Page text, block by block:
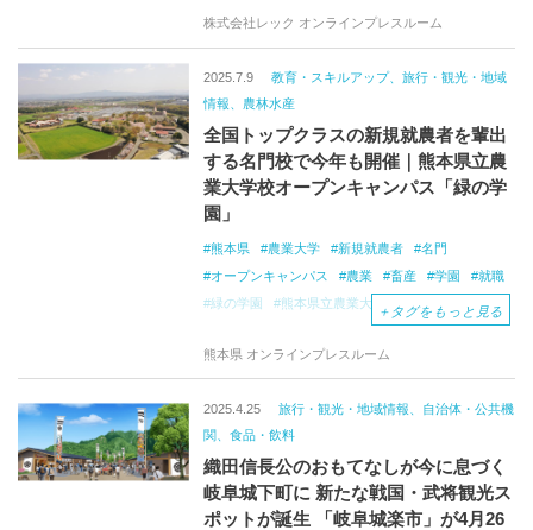
フォトグラファー
ラヴィ・クルール
株式会社レック オンラインプレスルーム
2025.7.9
教育・スキルアップ、旅行・観光・地域
情報、農林水産
全国トップクラスの新規就農者を輩出
する名門校で今年も開催｜熊本県立農
業大学校オープンキャンパス「緑の学
園」
熊本県 農業大学 新規就農者
名門
オープンキャンパス
農業 畜産 学園
就職
緑の学園
熊本県立農業大学校
＋ タグをもっと見る
熊本県 オンラインプレスルーム
2025.4.25
旅行・観光・地域情報、自治体・公共機
関、食品・飲料
織田信長公のおもてなしが今に息づく
岐阜城下町に 新たな戦国・武将観光ス
ポットが誕生 「岐阜城楽市」が4月26